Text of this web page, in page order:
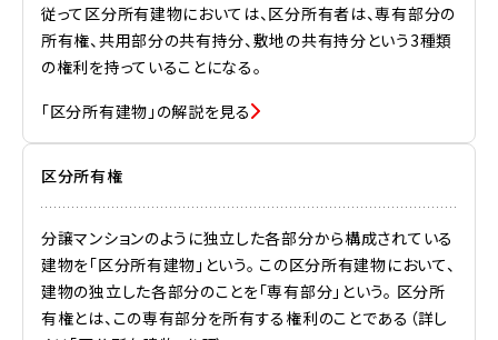
従って区分所有建物においては、区分所有者は、専有部分の
所有権、共用部分の共有持分、敷地の共有持分という3種類
の権利を持っていることになる。
「区分所有建物」の解説を見る
区分所有権
分譲マンションのように独立した各部分から構成されている
建物を「区分所有建物」という。 この区分所有建物において、
建物の独立した各部分のことを「専有部分」という。 区分所
有権とは、この専有部分を所有する権利のことである（詳し